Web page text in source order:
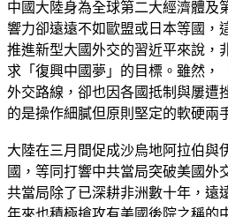
中國大陸身為全球第二大經濟體及
響力卻遠遠不如歐盟或日本等國，
推進新型大國外交的習近平來說，
求「復興中國夢」的目標。雖然，
外交路線，卻也因各國抵制與屢遭
的是操作細膩但原則堅定的軟硬兩
大陸在三月間促成沙烏地阿拉伯與
國，等同打響中共當局突破美國外
共當局除了已深耕非洲數十年，遠
年來也積極搶攻有美國後院之稱的